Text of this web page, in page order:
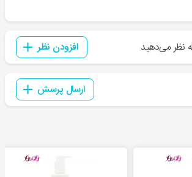
نظر می‌دهید افزودن نظر
ارسال پرسش